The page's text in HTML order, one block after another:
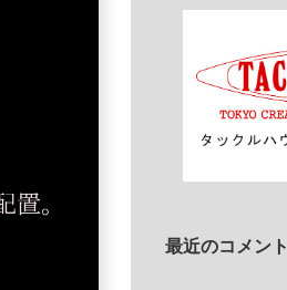
最近のコメント